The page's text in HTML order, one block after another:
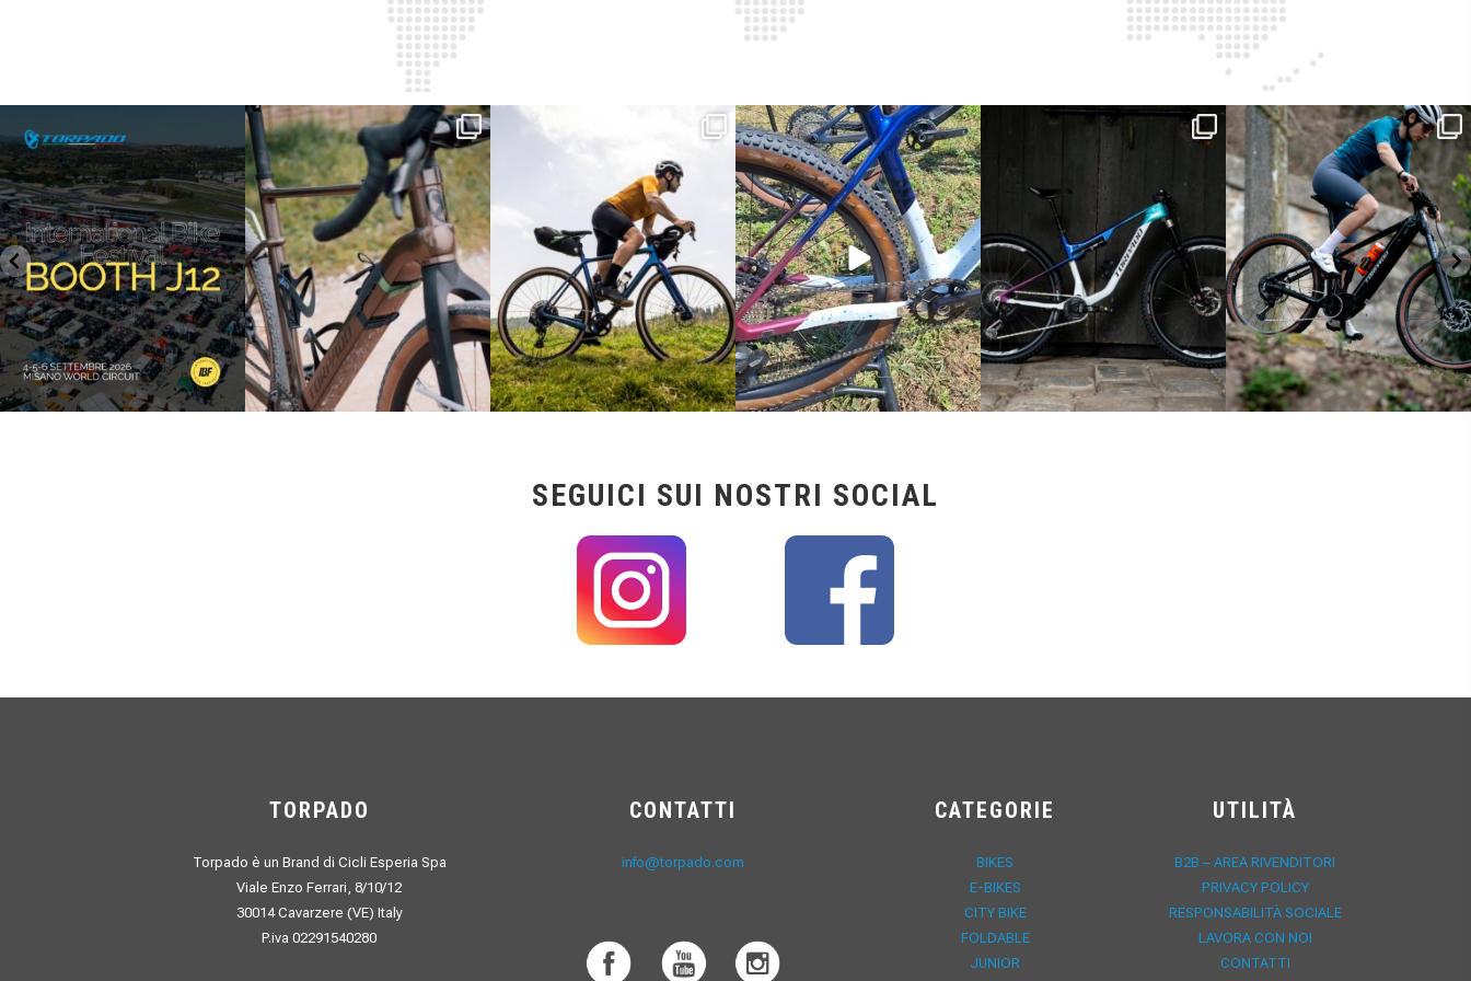
IBF sta per...
8 0
Kepler R è la gravel pensata per affrontare
lunghe...
26 0
Parte dalla strada, continua sulla ghiaia,
2
Torpado ai Campionati Italiani XCO & E-
MTB
...
116 1
ReNero R è stata sviluppata per offrire
Ieri erano distanze. Oggi con Xanto S
sono...
25 0
SEGUICI SUI NOSTRI SOCIAL
TORPADO
Torpado è un Brand di Cicli Esperia Spa
Viale Enzo Ferrari, 8/10/12
30014 Cavarzere (VE) Italy
P.iva 02291540280
CONTATTI
info@torpado.com
CATEGORIE
BIKES
E-BIKES
CITY BIKE
FOLDABLE
JUNIOR
UTILITÀ
B2B – AREA RIVENDITORI
PRIVACY POLICY
RESPONSABILITÀ SOCIALE
LAVORA CON NOI
CONTATTI